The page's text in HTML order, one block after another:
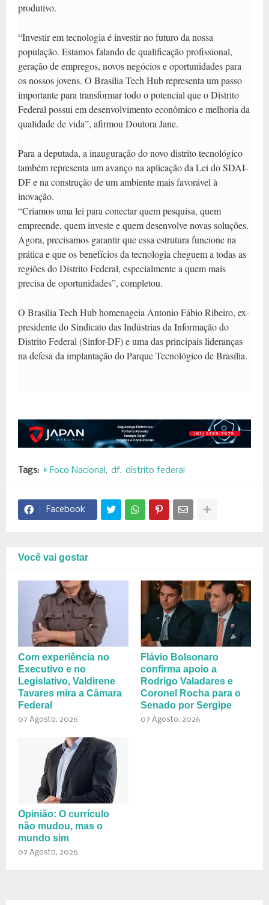
produtivo.
“Investir em tecnologia é investir no futuro da nossa
população. Estamos falando de qualificação profissional,
geração de empregos, novos negócios e oportunidades para
os nossos jovens. O Brasília Tech Hub representa um passo
importante para transformar todo o potencial que o Distrito
Federal possui em desenvolvimento econômico e melhoria da
qualidade de vida”, afirmou Doutora Jane.
Para a deputada, a inauguração do novo distrito tecnológico
também representa um avanço na aplicação da Lei do SDAI-
DF e na construção de um ambiente mais favorável à
inovação.
“Criamos uma lei para conectar quem pesquisa, quem
empreende, quem investe e quem desenvolve novas soluções.
Agora, precisamos garantir que essa estrutura funcione na
prática e que os benefícios da tecnologia cheguem a todas as
regiões do Distrito Federal, especialmente a quem mais
precisa de oportunidades”, completou.
O Brasília Tech Hub homenageia Antonio Fábio Ribeiro, ex-
presidente do Sindicato das Indústrias da Informação do
Distrito Federal (Sinfor-DF) e uma das principais lideranças
na defesa da implantação do Parque Tecnológico de Brasília.
Tags: # Foco Nacional df distrito federal
Facebook
Você vai gostar
Com experiência no
Executivo e no
Legislativo, Valdirene
Tavares mira a Câmara
Federal
07 Agosto, 2026
Flávio Bolsonaro
confirma apoio a
Rodrigo Valadares e
Coronel Rocha para o
Senado por Sergipe
07 Agosto, 2026
Opinião: O currículo
não mudou, mas o
mundo sim
07 Agosto, 2026